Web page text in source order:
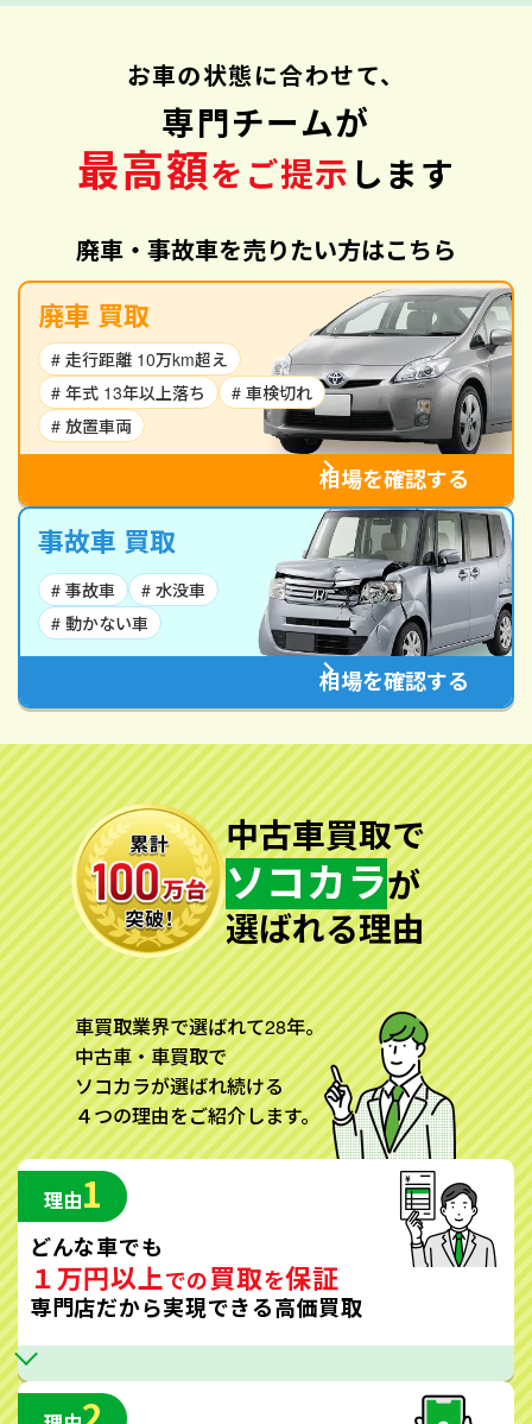
お車の状態に合わせて、
専門チームが
最高額をご提示 します
廃車・事故車を売りたい方はこちら
廃車 買取
# 走行距離 10万km超え
# 年式 13年以上落ち
# 車検切れ
# 放置車両
相場を確認する
事故車 買取
# 事故車
# 水没車
# 動かない車
相場を確認する
中古車買取で
ソコカラが
選ばれる理由
車買取業界で選ばれて28年。
中古車・車買取で
ソコカラが選ばれ続ける
４つの理由をご紹介します。
理由1
どんな車でも
１万円以上での買取を保証
専門店だから実現できる高価買取